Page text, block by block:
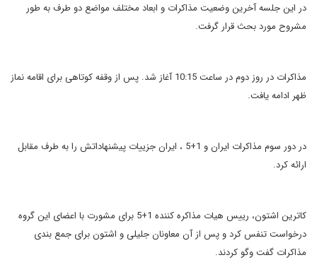
در این جلسه آخرین وضعیت مذاکرات و ابعاد مختلف مواضع دو طرف به طور
مشروح مورد بحث قرار گرفت.
مذاکرات در روز دوم در ساعت 10:15 آغاز شد. پس از وقفه کوتاهی برای اقامه نماز
ظهر ادامه یافت.
در دور سوم مذاکرات ایران و 1+5 ، ایران جزییات پیشنهاداتش را به طرف مقابل
ارائه کرد.
کاترین اشتون، رییس هیات مذاکره کننده 1+5 برای مشورت با اعضای این گروه
درخواست تنفس کرد و پس از آن معاونان جلیلی و اشتون برای جمع بندی
مذاکرات گفت وگو کردند.